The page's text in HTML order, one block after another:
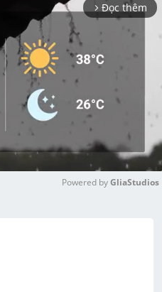
arrow_forward_ios Đọc thêm
Powered by GliaStudios